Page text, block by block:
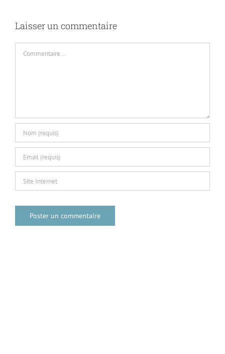
Laisser un commentaire